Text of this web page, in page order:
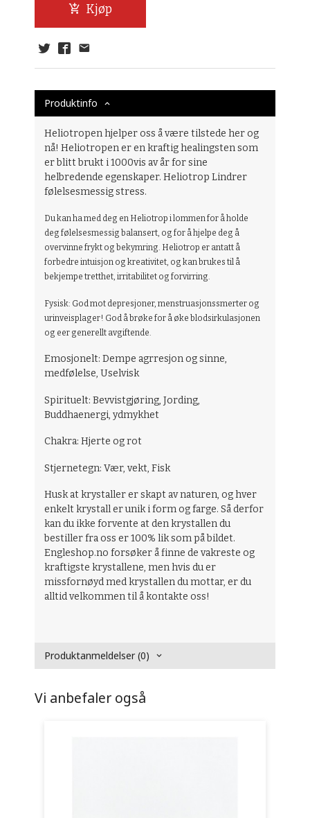
Kjøp
Produktinfo
Heliotropen hjelper oss å være tilstede her og
nå! Heliotropen er en kraftig healingsten som
er blitt brukt i 1000vis av år for sine
helbredende egenskaper. Heliotrop Lindrer
følelsesmessig stress.
Du kan ha med deg en Heliotropi lommen for å holde
deg følelsesmessig balansert, og for å hjelpe deg å
overvinne frykt og bekymring. Heliotrop er antatt å
forbedre intuisjon og kreativitet, og kan brukes til å
bekjempe tretthet, irritabilitet og forvirring.
Fysisk: God mot depresjoner, menstruasjonssmerter og
urinveisplager! God å brøke for å øke blodsirkulasjonen
og eer generellt avgiftende.
Emosjonelt: Dempe agrresjon og sinne,
medfølelse, Uselvisk
Spirituelt: Bevvistgjøring, Jording,
Buddhaenergi, ydmykhet
Chakra: Hjerte og rot
Stjernetegn: Vær, vekt, Fisk
Husk at krystaller er skapt av naturen, og hver
enkelt krystall er unik i form og farge. Så derfor
kan du ikke forvente at den krystallen du
bestiller fra oss er 100% lik som på bildet.
Engleshop.no forsøker å finne de vakreste og
kraftigste krystallene, men hvis du er
missfornøyd med krystallen du mottar, er du
alltid velkommen til å kontakte oss!
Produktanmeldelser (0)
Vi anbefaler også